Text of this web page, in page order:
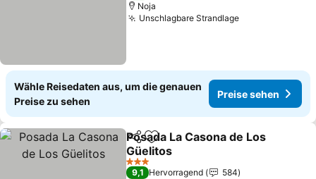
Noja
Unschlagbare Strandlage
Wähle Reisedaten aus, um die genauen
Preise zu sehen
Preise sehen
TeilenZu Favoriten hinzufügen
Posada La Casona de Los
Güelitos
3 Sterne
9,1 Hervorragend
584